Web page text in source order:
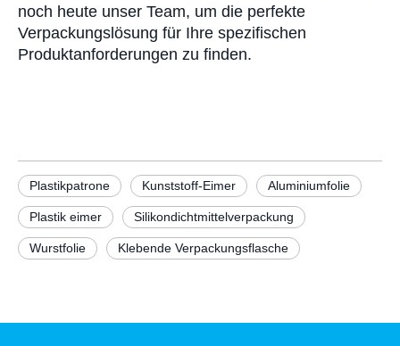
noch heute unser Team, um die perfekte
Verpackungslösung für Ihre spezifischen
Produktanforderungen zu finden.
Plastikpatrone Kunststoff-Eimer Aluminiumfolie
Plastik eimer Silikondichtmittelverpackung
Wurstfolie Klebende Verpackungsflasche